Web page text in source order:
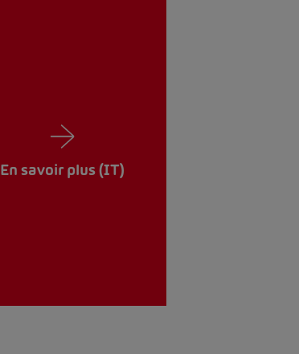
En savoir plus (IT)